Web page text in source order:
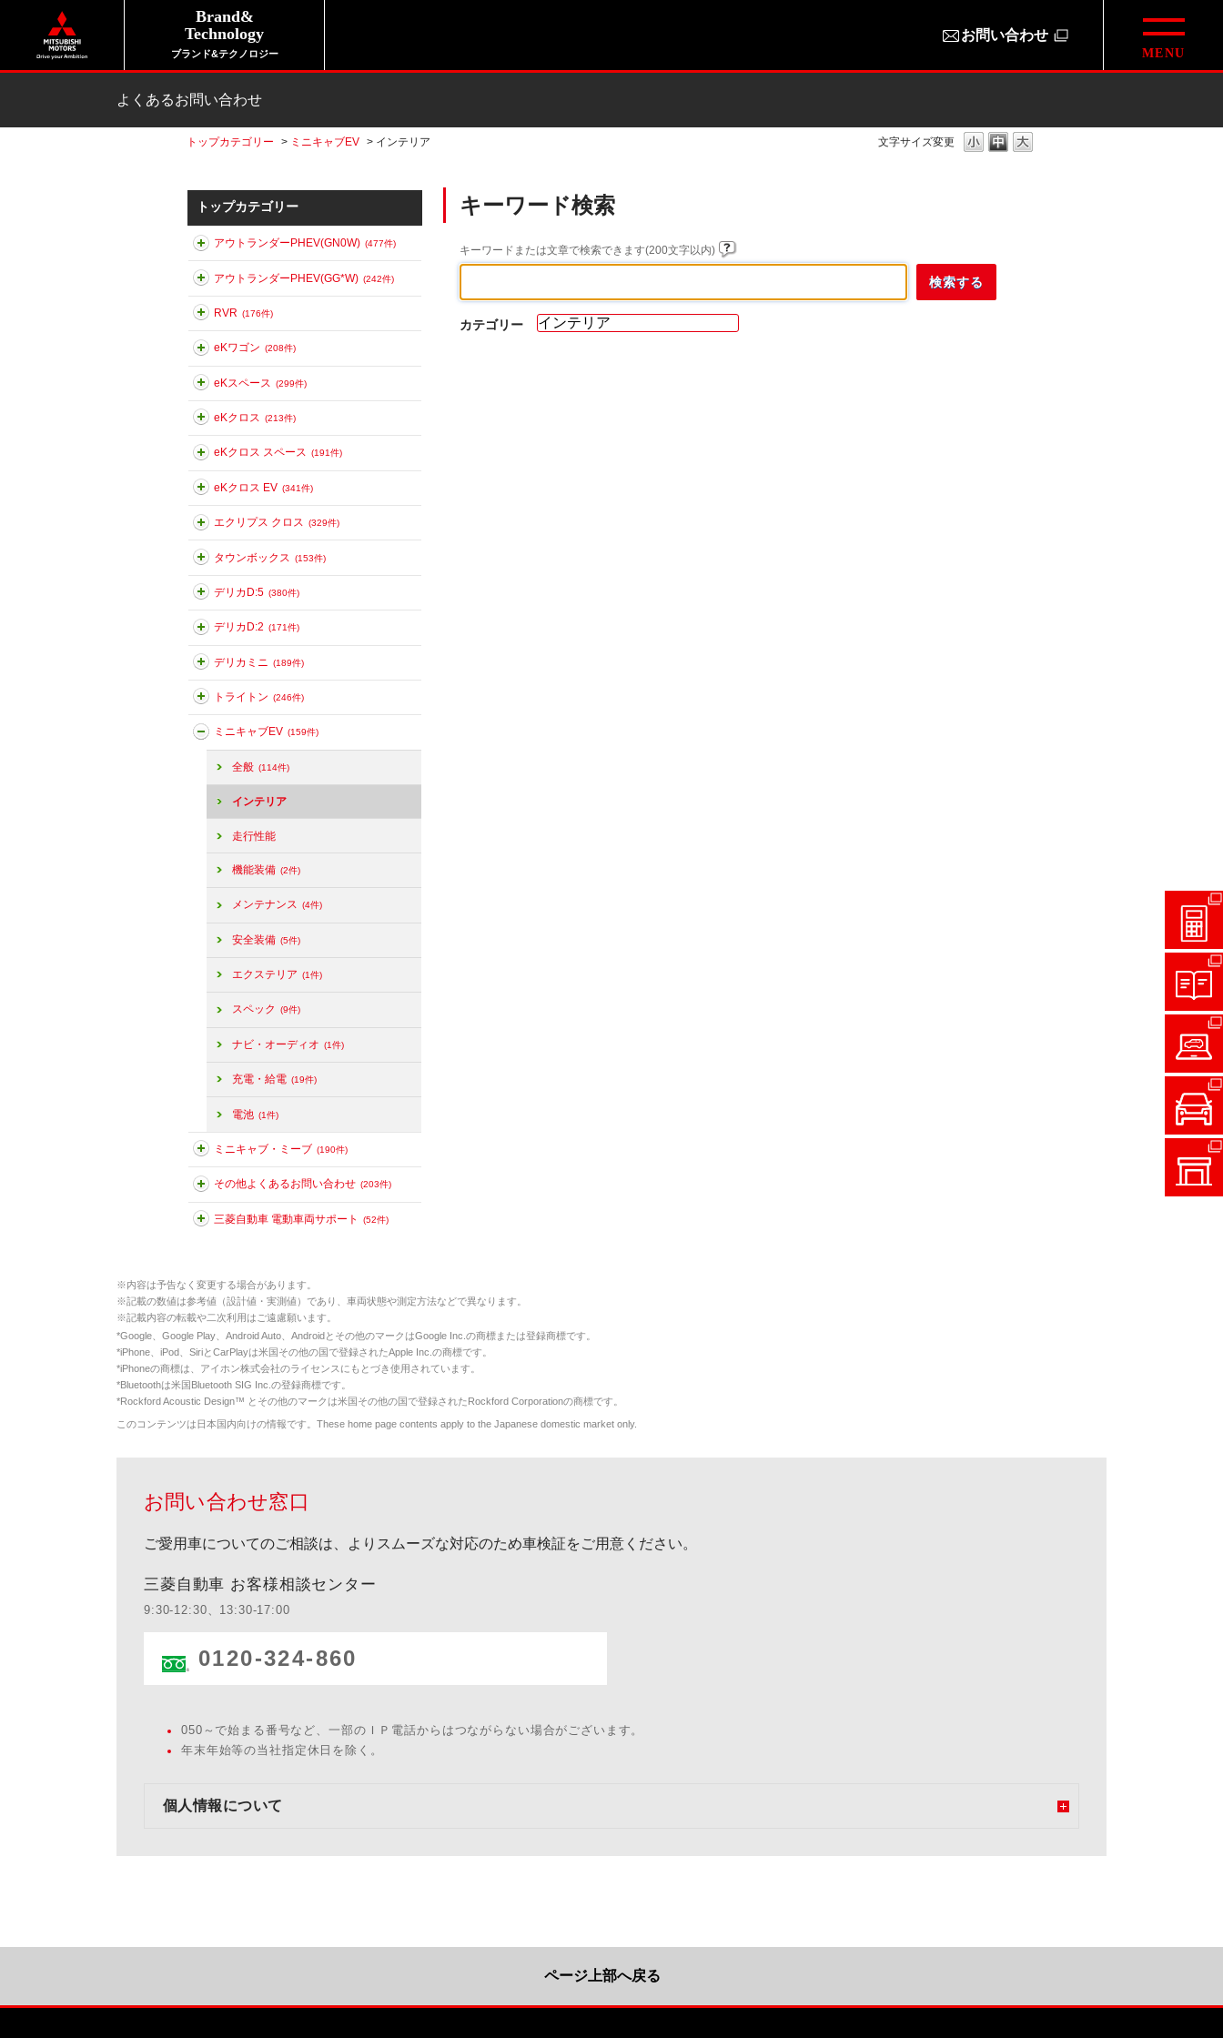
Brand&
Technology
ブランド&テクノロジー
お問い合わせ
よくあるお問い合わせ
文字サイズ変更
トップカテゴリー > ミニキャブEV > インテリア
トップカテゴリー
アウトランダーPHEV(GN0W) (477件)
アウトランダーPHEV(GG*W) (242件)
RVR (176件)
eKワゴン (208件)
eKスペース (299件)
eKクロス (213件)
eKクロス スペース (191件)
eKクロス EV (341件)
エクリプス クロス (329件)
タウンボックス (153件)
デリカD:5 (380件)
デリカD:2 (171件)
デリカミニ (189件)
トライトン (246件)
ミニキャブEV (159件)
全般 (114件)
インテリア
走行性能
機能装備 (2件)
メンテナンス (4件)
安全装備 (5件)
エクステリア (1件)
スペック (9件)
ナビ・オーディオ (1件)
充電・給電 (19件)
電池 (1件)
ミニキャブ・ミーブ (190件)
その他よくあるお問い合わせ (203件)
三菱自動車 電動車両サポート (52件)
キーワード検索
キーワードまたは文章で検索できます(200文字以内)
カテゴリー
※内容は予告なく変更する場合があります。
※記載の数値は参考値（設計値・実測値）であり、車両状態や測定方法などで異なります。
※記載内容の転載や二次利用はご遠慮願います。
*Google、Google Play、Android Auto、Androidとその他のマークはGoogle Inc.の商標または登録商標です。
*iPhone、iPod、SiriとCarPlayは米国その他の国で登録されたApple Inc.の商標です。
*iPhoneの商標は、アイホン株式会社のライセンスにもとづき使用されています。
*Bluetoothは米国Bluetooth SIG Inc.の登録商標です。
*Rockford Acoustic Design™ とその他のマークは米国その他の国で登録されたRockford Corporationの商標です。
このコンテンツは日本国内向けの情報です。These home page contents apply to the Japanese domestic market only.
お問い合わせ窓口
ご愛用車についてのご相談は、よりスムーズな対応のため車検証をご用意ください。
三菱自動車 お客様相談センター
9:30-12:30、13:30-17:00
0120-324-860
050～で始まる番号など、一部のＩＰ電話からはつながらない場合がございます。
年末年始等の当社指定休日を除く。
個人情報について
ページ上部へ戻る